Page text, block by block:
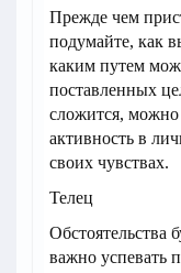
Прежде чем
подумайте, как
каким путем
поставленных
сложится, можно
активность в
своих чувствах.
Телец
Обстоятельства
важно успевать